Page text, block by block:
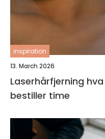
inspiration
13. March 2026
Laserhårfjerning hva du bør vite før du
bestiller time